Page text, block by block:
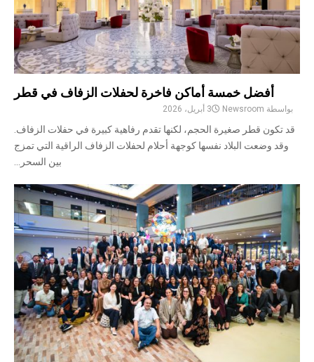
أفضل خمسة أماكن فاخرة لحفلات الزفاف في قطر
بواسطة Newsroom 3 أبريل، 2026
قد تكون قطر صغيرة الحجم، لكنها تقدم رفاهية كبيرة في حفلات الزفاف.
وقد وضعت البلاد نفسها كوجهة أحلام لحفلات الزفاف الراقية التي تمزج
بين السحر...